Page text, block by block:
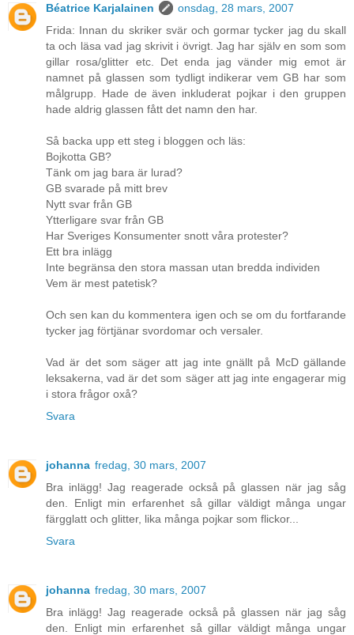
Béatrice Karjalainen
onsdag, 28 mars, 2007
Frida: Innan du skriker svär och gormar tycker jag du skall
ta och läsa vad jag skrivit i övrigt. Jag har själv en som som
gillar rosa/glitter etc. Det enda jag vänder mig emot är
namnet på glassen som tydligt indikerar vem GB har som
målgrupp. Hade de även inkluderat pojkar i den gruppen
hade aldrig glassen fått det namn den har.
Så backa upp ett steg i bloggen och läs:
Bojkotta GB?
Tänk om jag bara är lurad?
GB svarade på mitt brev
Nytt svar från GB
Ytterligare svar från GB
Har Sveriges Konsumenter snott våra protester?
Ett bra inlägg
Inte begränsa den stora massan utan bredda individen
Vem är mest patetisk?
Och sen kan du kommentera igen och se om du fortfarande
tycker jag förtjänar svordomar och versaler.
Vad är det som säger att jag inte gnällt på McD gällande
leksakerna, vad är det som säger att jag inte engagerar mig
i stora frågor oxå?
Svara
johanna fredag, 30 mars, 2007
Bra inlägg! Jag reagerade också på glassen när jag såg
den. Enligt min erfarenhet så gillar väldigt många ungar
färgglatt och glitter, lika många pojkar som flickor...
Svara
johanna fredag, 30 mars, 2007
Bra inlägg! Jag reagerade också på glassen när jag såg
den. Enligt min erfarenhet så gillar väldigt många ungar